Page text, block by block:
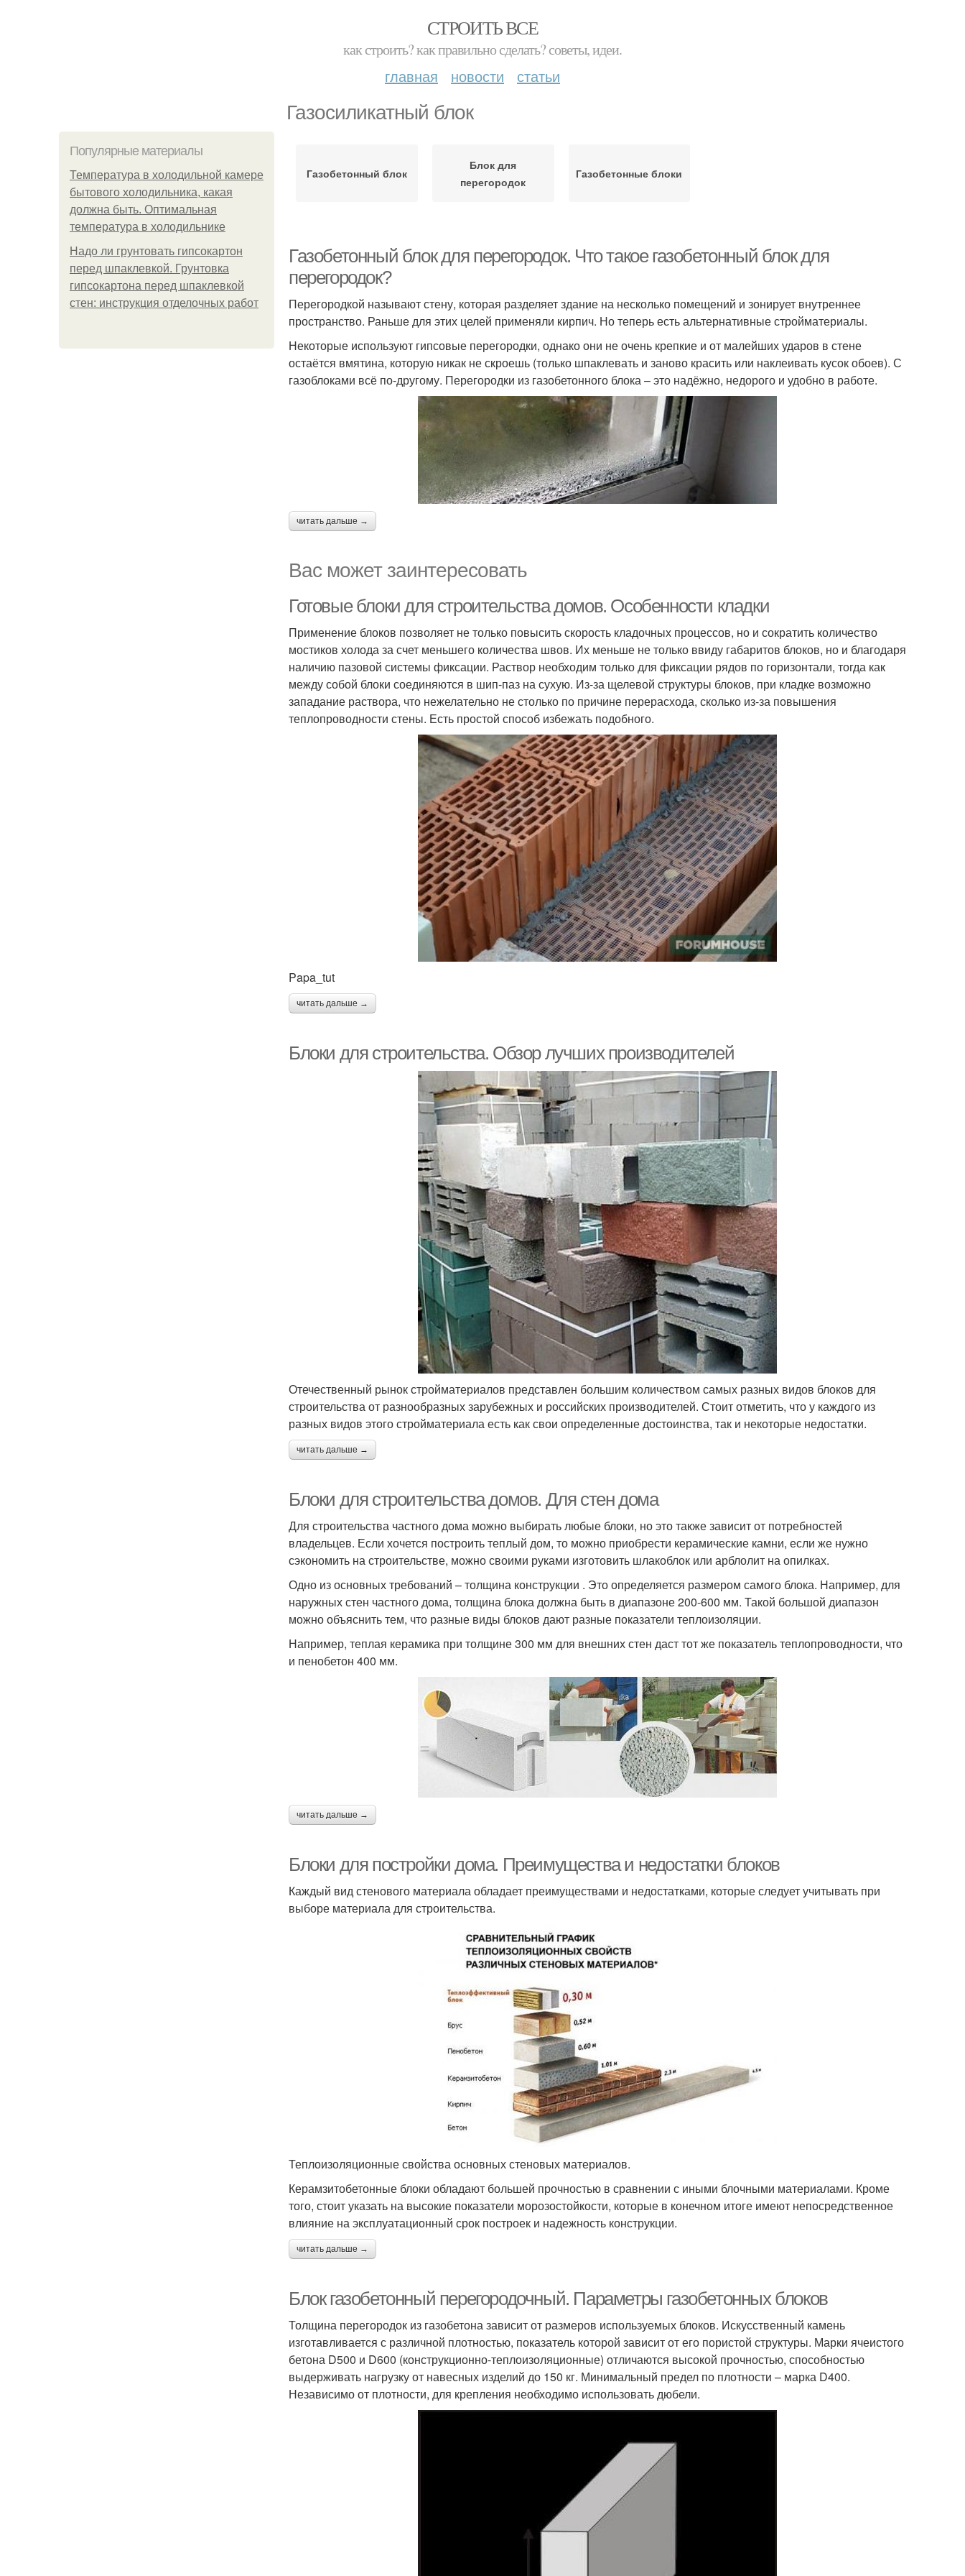
СТРОИТЬ ВСЕ
как строить? как правильно сделать? советы, идеи.
главная новости статьи
Газосиликатный блок
Популярные материалы
Температура в холодильной камере
бытового холодильника, какая
должна быть. Оптимальная
температура в холодильнике
Надо ли грунтовать гипсокартон
перед шпаклевкой. Грунтовка
гипсокартона перед шпаклевкой
стен: инструкция отделочных работ
Газобетонный блок
Блок для
перегородок
Газобетонные блоки
Газобетонный блок для перегородок. Что такое газобетонный блок для
перегородок?
Перегородкой называют стену, которая разделяет здание на несколько помещений и зонирует внутреннее
пространство. Раньше для этих целей применяли кирпич. Но теперь есть альтернативные стройматериалы.
Некоторые используют гипсовые перегородки, однако они не очень крепкие и от малейших ударов в стене
остаётся вмятина, которую никак не скроешь (только шпаклевать и заново красить или наклеивать кусок обоев). С
газоблоками всё по-другому. Перегородки из газобетонного блока – это надёжно, недорого и удобно в работе.
читать дальше →
Вас может заинтересовать
Готовые блоки для строительства домов. Особенности кладки
Применение блоков позволяет не только повысить скорость кладочных процессов, но и сократить количество
мостиков холода за счет меньшего количества швов. Их меньше не только ввиду габаритов блоков, но и благодаря
наличию пазовой системы фиксации. Раствор необходим только для фиксации рядов по горизонтали, тогда как
между собой блоки соединяются в шип-паз на сухую. Из-за щелевой структуры блоков, при кладке возможно
западание раствора, что нежелательно не столько по причине перерасхода, сколько из-за повышения
теплопроводности стены. Есть простой способ избежать подобного.
Papa_tut
читать дальше →
Блоки для строительства. Обзор лучших производителей
Отечественный рынок стройматериалов представлен большим количеством самых разных видов блоков для
строительства от разнообразных зарубежных и российских производителей. Стоит отметить, что у каждого из
разных видов этого стройматериала есть как свои определенные достоинства, так и некоторые недостатки.
читать дальше →
Блоки для строительства домов. Для стен дома
Для строительства частного дома можно выбирать любые блоки, но это также зависит от потребностей
владельцев. Если хочется построить теплый дом, то можно приобрести керамические камни, если же нужно
сэкономить на строительстве, можно своими руками изготовить шлакоблок или арблолит на опилках.
Одно из основных требований – толщина конструкции . Это определяется размером самого блока. Например, для
наружных стен частного дома, толщина блока должна быть в диапазоне 200-600 мм. Такой большой диапазон
можно объяснить тем, что разные виды блоков дают разные показатели теплоизоляции.
Например, теплая керамика при толщине 300 мм для внешних стен даст тот же показатель теплопроводности, что
и пенобетон 400 мм.
читать дальше →
Блоки для постройки дома. Преимущества и недостатки блоков
Каждый вид стенового материала обладает преимуществами и недостатками, которые следует учитывать при
выборе материала для строительства.
Теплоизоляционные свойства основных стеновых материалов.
Керамзитобетонные блоки обладают большей прочностью в сравнении с иными блочными материалами. Кроме
того, стоит указать на высокие показатели морозостойкости, которые в конечном итоге имеют непосредственное
влияние на эксплуатационный срок построек и надежность конструкции.
читать дальше →
Блок газобетонный перегородочный. Параметры газобетонных блоков
Толщина перегородок из газобетона зависит от размеров используемых блоков. Искусственный камень
изготавливается с различной плотностью, показатель которой зависит от его пористой структуры. Марки ячеистого
бетона D500 и D600 (конструкционно-теплоизоляционные) отличаются высокой прочностью, способностью
выдерживать нагрузку от навесных изделий до 150 кг. Минимальный предел по плотности – марка D400.
Независимо от плотности, для крепления необходимо использовать дюбели.